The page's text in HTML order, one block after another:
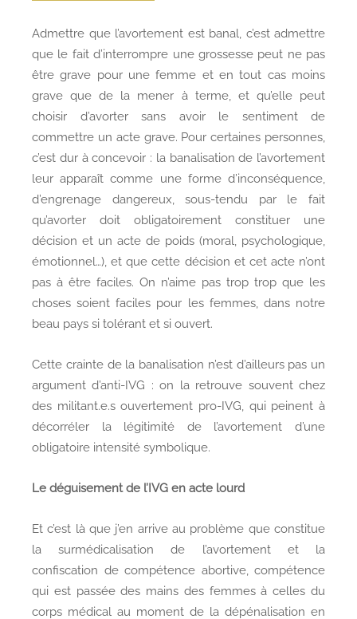
Admettre que l’avortement est banal, c’est admettre
que le fait d’interrompre une grossesse peut ne pas
être grave pour une femme et en tout cas moins
grave que de la mener à terme, et qu’elle peut
choisir d’avorter sans avoir le sentiment de
commettre un acte grave. Pour certaines personnes,
c’est dur à concevoir : la banalisation de l’avortement
leur apparaît comme une forme d’inconséquence,
d’engrenage dangereux, sous-tendu par le fait
qu’avorter doit obligatoirement constituer une
décision et un acte de poids (moral, psychologique,
émotionnel…), et que cette décision et cet acte n’ont
pas à être faciles. On n’aime pas trop trop que les
choses soient faciles pour les femmes, dans notre
beau pays si tolérant et si ouvert.
Cette crainte de la banalisation n’est d’ailleurs pas un
argument d’anti-IVG : on la retrouve souvent chez
des militant.e.s ouvertement pro-IVG, qui peinent à
décorréler la légitimité de l’avortement d’une
obligatoire intensité symbolique.
Le déguisement de l’IVG en acte lourd
Et c’est là que j’en arrive au problème que constitue
la surmédicalisation de l’avortement et la
confiscation de compétence abortive, compétence
qui est passée des mains des femmes à celles du
corps médical au moment de la dépénalisation en